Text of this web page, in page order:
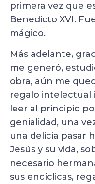
primera vez que
Benedicto XVI.
mágico.
Más adelante,
me generó,
obra, aún me
regalo intelectual
leer al principio
genialidad, una
una delicia pasar
Jesús y su vida,
necesario
sus encíclicas,